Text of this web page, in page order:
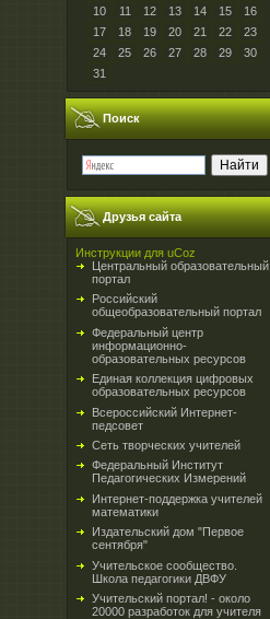
10
11 12 13 14 15
16
17
18 19 20 21 22
23
24
25 26 27 28 29
30
31
Поиск
Друзья сайта
Инструкции для uCoz
Центральный образовательный
портал
Российский
общеобразовательный портал
Федеральный центр
информационно-
образовательных ресурсов
Единая коллекция цифровых
образовательных ресурсов
Всероссийский Интернет-
педсовет
Сеть творческих учителей
Федеральный Институт
Педагогических Измерений
Интернет-поддержка учителей
математики
Издательский дом "Первое
сентября"
Учительское сообщество.
Школа педагогики ДВФУ
Учительский портал! - около
20000 разработок для учителя